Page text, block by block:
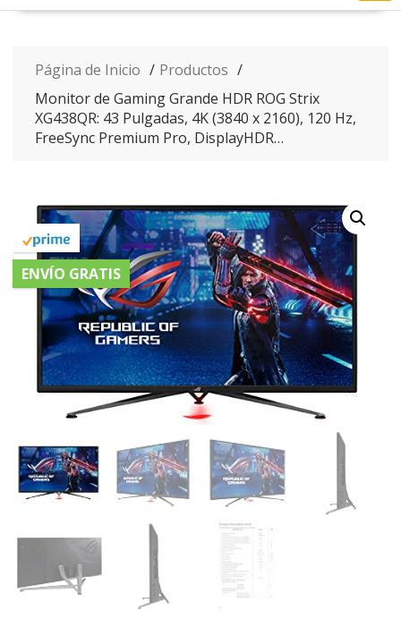
Página de Inicio
Productos
Monitor de Gaming Grande HDR ROG Strix
XG438QR: 43 Pulgadas, 4K (3840 x 2160), 120 Hz,
FreeSync Premium Pro, DisplayHDR…
ENVÍO GRATIS